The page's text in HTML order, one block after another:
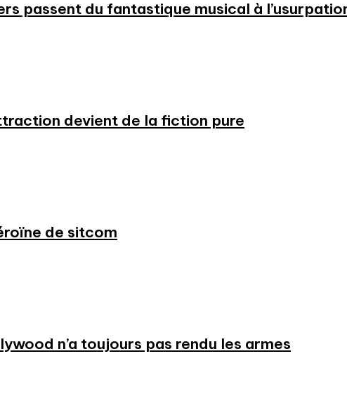
passent du fantastique musical à
devient de la fiction pure
de sitcom
n’a toujours pas rendu les armes